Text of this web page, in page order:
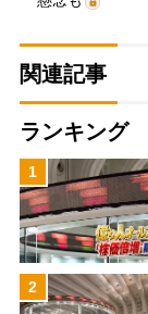
関連記事
ランキング
1
2